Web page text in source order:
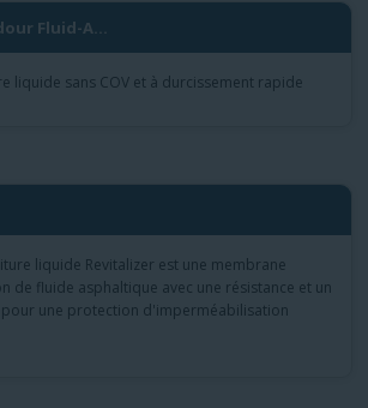
Fluid-A...
liquide sans COV et à durcissement rapide
liquide Revitalizer est une membrane
de fluide asphaltique avec une résistance et un
une protection d'imperméabilisation